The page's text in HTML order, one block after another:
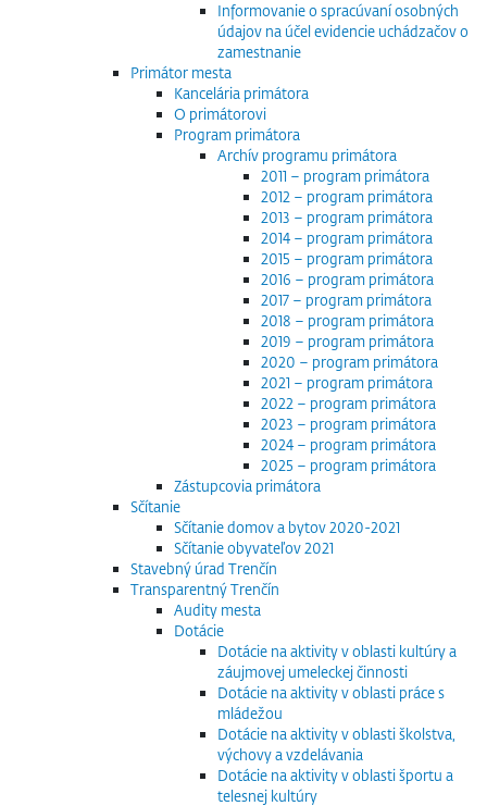
Informovanie o spracúvaní osobných
údajov na účel evidencie uchádzačov o
zamestnanie
Primátor mesta
Kancelária primátora
O primátorovi
Program primátora
Archív programu primátora
2011 – program primátora
2012 – program primátora
2013 – program primátora
2014 – program primátora
2015 – program primátora
2016 – program primátora
2017 – program primátora
2018 – program primátora
2019 – program primátora
2020 – program primátora
2021 – program primátora
2022 – program primátora
2023 – program primátora
2024 – program primátora
2025 – program primátora
Zástupcovia primátora
Sčítanie
Sčítanie domov a bytov 2020-2021
Sčítanie obyvateľov 2021
Stavebný úrad Trenčín
Transparentný Trenčín
Audity mesta
Dotácie
Dotácie na aktivity v oblasti kultúry a
záujmovej umeleckej činnosti
Dotácie na aktivity v oblasti práce s
mládežou
Dotácie na aktivity v oblasti školstva,
výchovy a vzdelávania
Dotácie na aktivity v oblasti športu a
telesnej kultúry